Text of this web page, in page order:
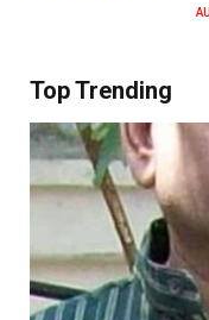
Top Trending